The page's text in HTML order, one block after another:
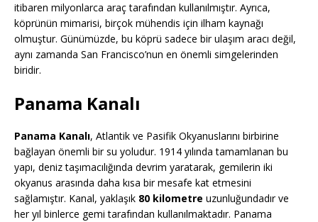
itibaren milyonlarca araç tarafından kullanılmıştır. Ayrıca,
köprünün mimarisi, birçok mühendis için ilham kaynağı
olmuştur. Günümüzde, bu köprü sadece bir ulaşım aracı değil,
aynı zamanda San Francisco’nun en önemli simgelerinden
biridir.
Panama Kanalı
Panama Kanalı, Atlantik ve Pasifik Okyanuslarını birbirine
bağlayan önemli bir su yoludur. 1914 yılında tamamlanan bu
yapı, deniz taşımacılığında devrim yaratarak, gemilerin iki
okyanus arasında daha kısa bir mesafe kat etmesini
sağlamıştır. Kanal, yaklaşık 80 kilometre uzunluğundadır ve
her yıl binlerce gemi tarafından kullanılmaktadır. Panama